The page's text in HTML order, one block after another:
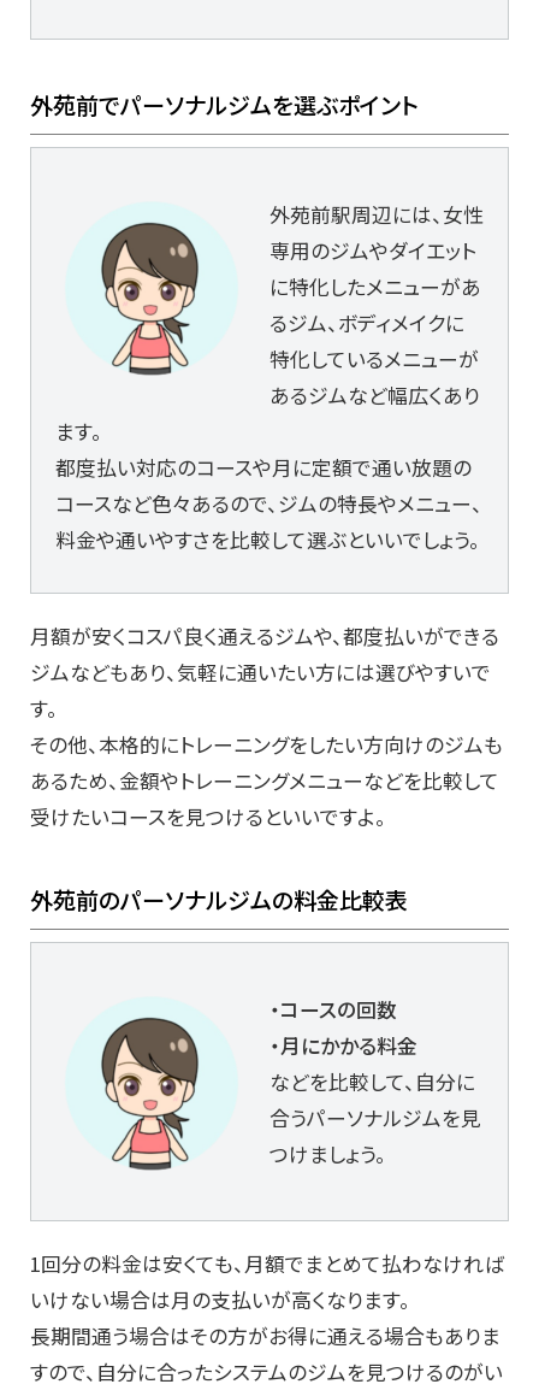
外苑前でパーソナルジムを選ぶポイント
外苑前駅周辺には、女性
専用のジムやダイエット
に特化したメニューがあ
るジム、ボディメイクに
特化しているメニューが
あるジムなど幅広くあり
ます。
都度払い対応のコースや月に定額で通い放題の
コースなど色々あるので、ジムの特長やメニュー、
料金や通いやすさを比較して選ぶといいでしょう。
月額が安くコスパ良く通えるジムや、都度払いができる
ジムなどもあり、気軽に通いたい方には選びやすいで
す。
その他、本格的にトレーニングをしたい方向けのジムも
あるため、金額やトレーニングメニューなどを比較して
受けたいコースを見つけるといいですよ。
外苑前のパーソナルジムの料金比較表
・コースの回数
・月にかかる料金
などを比較して、自分に
合うパーソナルジムを見
つけましょう。
1回分の料金は安くても、月額でまとめて払わなければ
いけない場合は月の支払いが高くなります。
長期間通う場合はその方がお得に通える場合もありま
すので、自分に合ったシステムのジムを見つけるのがい